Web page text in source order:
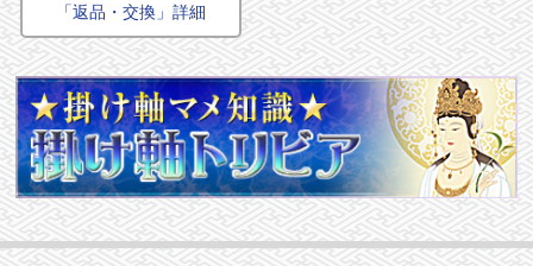
「返品・交換」詳細